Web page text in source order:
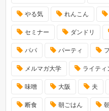
やる気 れんこん
セミナー ダンドリ
パパ パーティ
メルマガ大学 ライティ
味噌 大阪 夫
断食 朝ごはん